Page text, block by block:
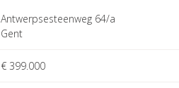
Antwerpsesteenweg 64/a
Gent
€ 399.000